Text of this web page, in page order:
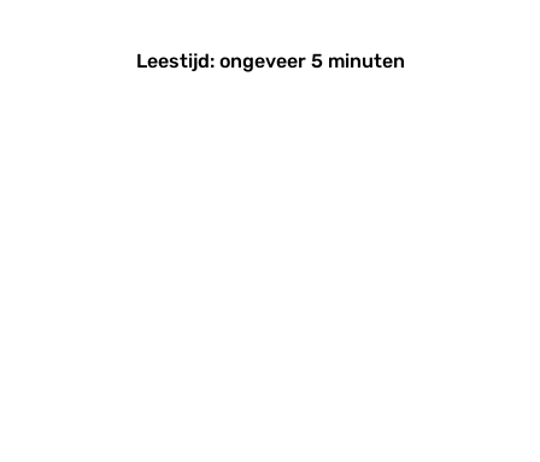
Leestijd: ongeveer 5 minuten